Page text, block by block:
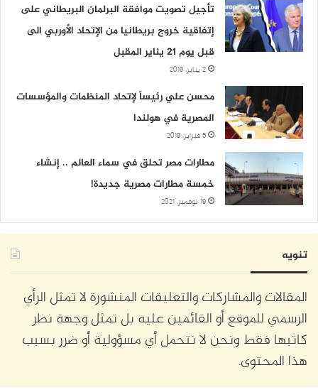
تأجيل تصويت موافقة البرلمان البريطاني على
إتفاقية خروج بريطانيا من الإتحاد الأوربي الى
قبل يوم 21 يناير المقبل
2 يناير، 2019
محسن علي رئيساً لإتحاد المنظمات والمؤسسات
المصرية في هولندا
5 فبراير، 2019
مطارات مصر تحلق في سماء العالم .. إنشاء
خمسة مطارات مصرية جديدة!
19 نوفمبر، 2021
تنويه
المقالات والمشاركات والتعليقات المنشورة لا تمثل الرأي
الرسمي للموقع أو القائمين عليه بل تمثل وجهة نظر
كاتبها فقط ونحن لا نتحمل أي مسؤولية أو ضرر بسبب
هذا المحتوى.